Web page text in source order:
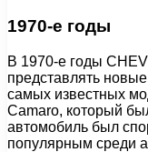
1970-е годы
В 1970-е годы
представлять
самых известных
Camaro, который
автомобиль был
популярным среди